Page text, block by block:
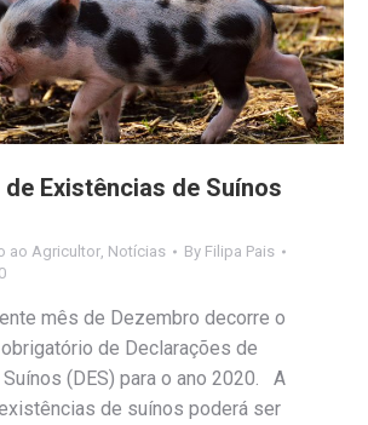
Existências de Suínos
ao Agricultor Notícias By Filipa Pais
mês de Dezembro decorre o
de Declarações de
(DES) para o ano 2020. A
de suínos poderá ser